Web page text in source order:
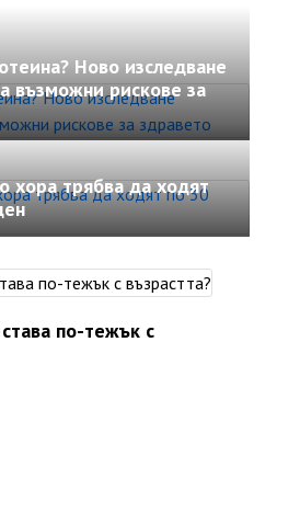
Ново изследване
възможни рискове за
хора трябва да ходят
по-тежък с